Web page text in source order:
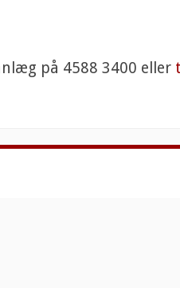
på 4588 3400 eller